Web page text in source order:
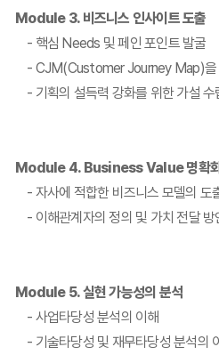
Module 3. 비즈니스 인사이트 도출
- 핵심 Needs 및 페인 포인트 발굴
- CJM(Customer Journey Map)을
- 기획의 설득력 강화를 위한 가설 수
Module 4. Business Value 명확
- 자사에 적합한 비즈니스 모델의 도
- 이해관계자의 정의 및 가치 전달 방
Module 5. 실현 가능성의 분석
- 사업타당성 분석의 이해
- 기술타당성 및 재무타당성 분석의